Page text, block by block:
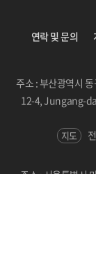
연락 및 문의
주소 : 부산광역시
12-4, Jungang-
지도
주소 : 서울특별시